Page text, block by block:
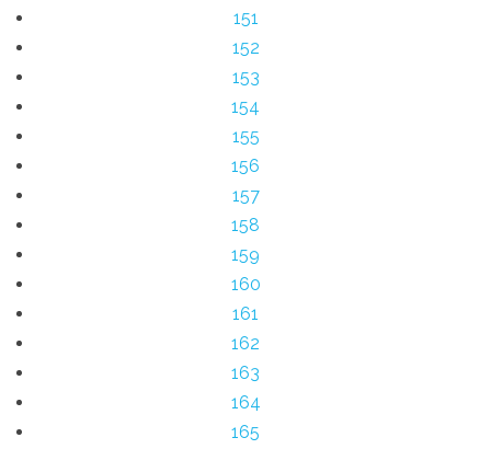
151
152
153
154
155
156
157
158
159
160
161
162
163
164
165